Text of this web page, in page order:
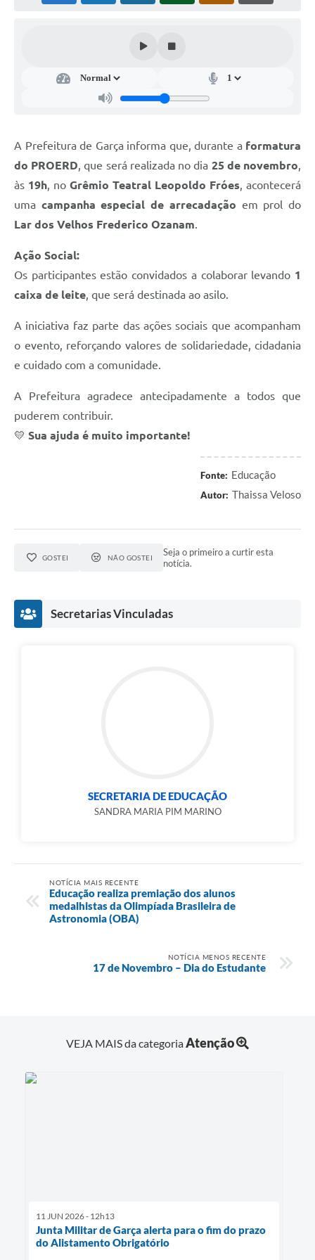
CENTRAL DE ATENDIMENTO
Pré-Cadastro de Vacinação Antirrábica
Consulta Pública Eletrônica Lei de Diretrizes Orçamentárias -
LDO - 2025
Credenciamento Feirantes
Notícias
Nota Fiscal Eletrônica
Defesa Civil
Junta de Serviço Militar
NFSE
A Prefeitura de Garça informa que, durante a formatura
do PROERD, que será realizada no dia 25 de novembro,
às 19h, no Grêmio Teatral Leopoldo Fróes, acontecerá
uma campanha especial de arrecadação em prol do
Lar dos Velhos Frederico Ozanam.
Ação Social:
Os participantes estão convidados a colaborar levando 1
caixa de leite, que será destinada ao asilo.
A iniciativa faz parte das ações sociais que acompanham
o evento, reforçando valores de solidariedade, cidadania
e cuidado com a comunidade.
A Prefeitura agradece antecipadamente a todos que
puderem contribuir.
💛 Sua ajuda é muito importante!
Fonte: Educação
Autor: Thaissa Veloso
GOSTEI NÃO GOSTEI
Seja o primeiro a curtir esta
notícia.
Secretarias Vinculadas
SECRETARIA DE EDUCAÇÃO
SANDRA MARIA PIM MARINO
NOTÍCIA MAIS RECENTE
Educação realiza premiação dos alunos
medalhistas da Olimpíada Brasileira de
Astronomia (OBA)
NOTÍCIA MENOS RECENTE
17 de Novembro – Dia do Estudante
VEJA MAIS da categoriaAtenção
11 JUN 2026 - 12h13
Junta Militar de Garça alerta para o fim do prazo
do Alistamento Obrigatório